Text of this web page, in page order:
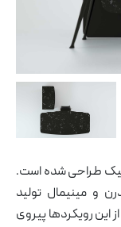
طراحی شده است.
و مینیمال تولید
این رویکردها پیروی